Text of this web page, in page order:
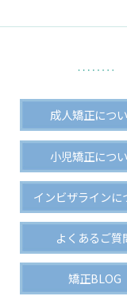
成人矯正につ
小児矯正につ
インビザラインに
よくあるご質
矯正BLOG